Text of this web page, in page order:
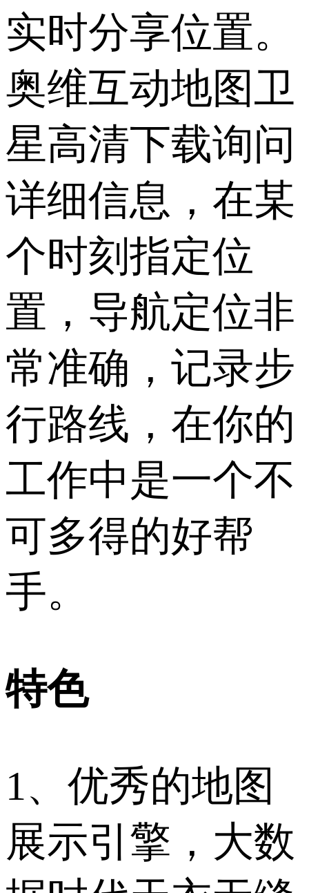
实时分享位置。
奥维互动地图卫
星高清下载询问
详细信息，在某
个时刻指定位
置，导航定位非
常准确，记录步
行路线，在你的
工作中是一个不
可多得的好帮
手。
特色
1、优秀的地图
展示引擎，大数